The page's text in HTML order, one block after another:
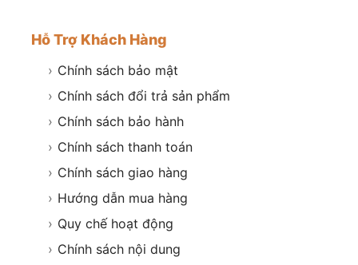
Hỗ Trợ Khách Hàng
› Chính sách bảo mật
› Chính sách đổi trả sản phẩm
› Chính sách bảo hành
› Chính sách thanh toán
› Chính sách giao hàng
› Hướng dẫn mua hàng
› Quy chế hoạt động
› Chính sách nội dung